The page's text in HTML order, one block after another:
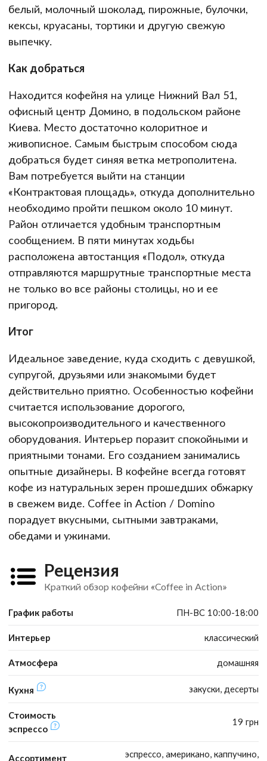
белый, молочный шоколад, пирожные, булочки,
кексы, круасаны, тортики и другую свежую
выпечку.
Как добраться
Находится кофейня на улице Нижний Вал 51,
офисный центр Домино, в подольском районе
Киева. Место достаточно колоритное и
живописное. Самым быстрым способом сюда
добраться будет синяя ветка метрополитена.
Вам потребуется выйти на станции
«Контрактовая площадь», откуда дополнительно
необходимо пройти пешком около 10 минут.
Район отличается удобным транспортным
сообщением. В пяти минутах ходьбы
расположена автостанция «Подол», откуда
отправляются маршрутные транспортные места
не только во все районы столицы, но и ее
пригород.
Итог
Идеальное заведение, куда сходить с девушкой,
супругой, друзьями или знакомыми будет
действительно приятно. Особенностью кофейни
считается использование дорогого,
высокопроизводительного и качественного
оборудования. Интерьер поразит спокойными и
приятными тонами. Его созданием занимались
опытные дизайнеры. В кофейне всегда готовят
кофе из натуральных зерен прошедших обжарку
в свежем виде. Coffee in Action / Domino
порадует вкусными, сытными завтраками,
обедами и ужинами.
Рецензия
Краткий обзор кофейни «Coffee in Action»
График работы ПН-ВС 10:00-18:00
Интерьер классический
Атмосфера домашняя
Кухня закуски, десерты
Стоимость
эспрессо
19 грн
Ассортимент
эспрессо, американо, каппучино,